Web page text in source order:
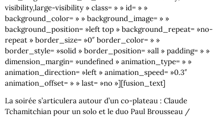
visibility,large-visibility » class= » » id= » »
background_color= » » background_image= » »
background_position= »left top » background_repeat= »no-
repeat » border_size= »0″ border_color= » »
border_style= »solid » border_position= »all » padding= » »
dimension_margin= »undefined » animation_type= » »
animation_direction= »left » animation_speed= »0.3″
animation_offset= » » last= »no »][fusion_text]
La soirée s’articulera autour d’un co-plateau : Claude
Tchamitchian pour un solo et le duo Paul Brousseau /